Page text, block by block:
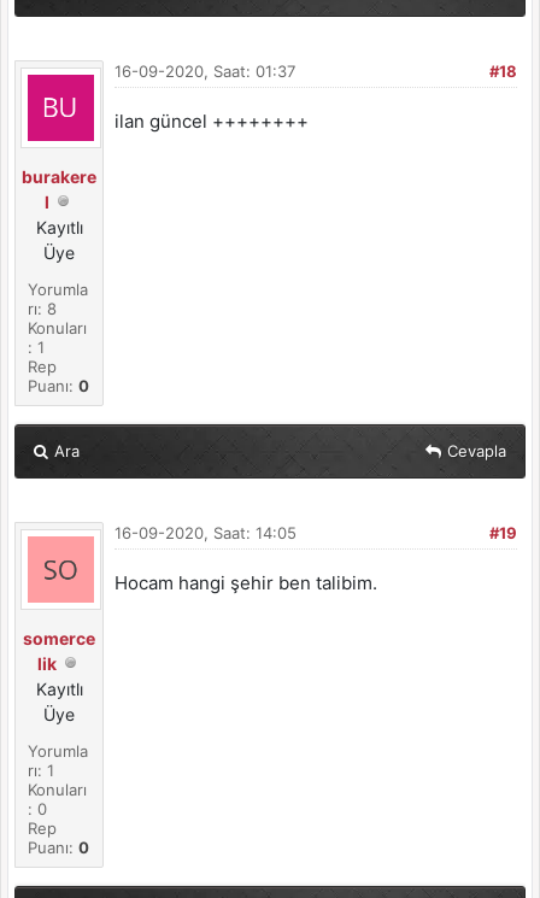
burakere
l
Kayıtlı
Üye
Yorumla
rı: 8
Konuları
: 1
Rep
Puanı:0
#18
16-09-2020, Saat: 01:37
ilan güncel ++++++++
Ara Cevapla
somerce
lik
Kayıtlı
Üye
Yorumla
rı: 1
Konuları
: 0
Rep
Puanı:0
#19
16-09-2020, Saat: 14:05
Hocam hangi şehir ben talibim.